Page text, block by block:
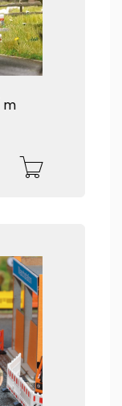
m